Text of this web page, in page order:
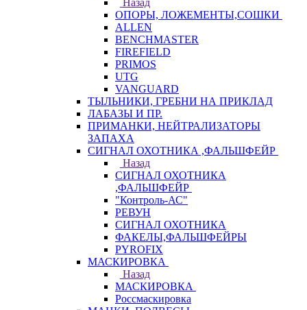
Назад
ОПОРЫ, ЛОЖЕМЕНТЫ,СОШКИ
ALLEN
BENCHMASTER
FIREFIELD
PRIMOS
UTG
VANGUARD
ТЫЛЬНИКИ, ГРЕБНИ НА ПРИКЛАД
ЛАБАЗЫ И ПР.
ПРИМАНКИ, НЕЙТРАЛИЗАТОРЫ
ЗАПАХА
СИГНАЛ ОХОТНИКА ,ФАЛЬШФЕЙР
Назад
СИГНАЛ ОХОТНИКА
,ФАЛЬШФЕЙР
"Контроль-АС"
РЕВУН
СИГНАЛ ОХОТНИКА
ФАКЕЛЫ,ФАЛЬШФЕЙРЫ
PYROFIX
МАСКИРОВКА
Назад
МАСКИРОВКА
Россмаскировка